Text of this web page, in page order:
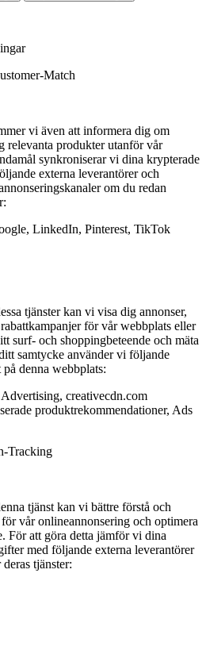
Match
vi även att informera dig om
relevanta produkter utanför vår
synkroniserar vi dina krypterade
externa leverantörer och
om du redan
LinkedIn, Pinterest, TikTok
tjänster kan vi visa dig annonser,
för vår webbplats eller
surf- och shoppingbeteende och mäta
samtycke använder vi följande
denna webbplats:
creativecdn.com
produktrekommendationer, Ads
Tracking
tjänst kan vi bättre förstå och
vår onlineannonsering och optimera
För att göra detta jämför vi dina
med följande externa leverantörer
tjänster: